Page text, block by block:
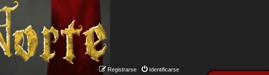
Identificarse
Registrarse